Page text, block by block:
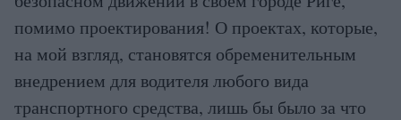
помимо проектирования! О проектах, которые,
на мой взгляд, становятся обременительным
внедрением для водителя любого вида
транспортного средства, лишь бы было за что